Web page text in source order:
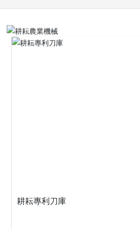
耕耘專利刀庫